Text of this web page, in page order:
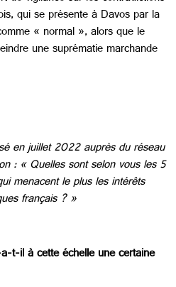
qui se présente à Davos par la
« normal », alors que le
une suprématie marchande
en juillet 2022 auprès du réseau
: « Quelles sont selon vous les 5
menacent le plus les intérêts
français ? »
t-il à cette échelle une certaine